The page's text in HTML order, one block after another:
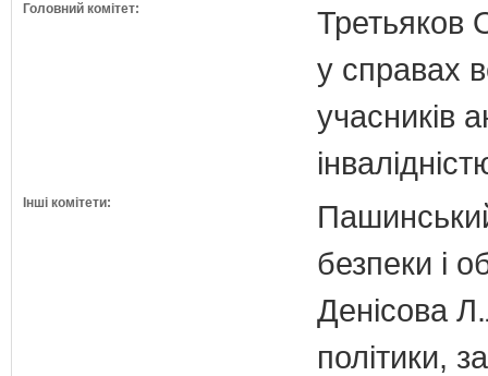
Головний комітет:
Третьяков
у справах
учасників
Інші комітети:
безпеки і
Денісова
політики,